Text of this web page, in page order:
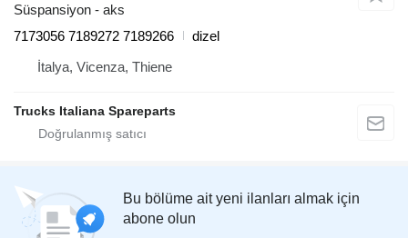
Süspansiyon - aks
7173056 7189272 7189266
dizel
İtalya, Vicenza, Thiene
Trucks Italiana Spareparts
Bu bölüme ait yeni ilanları almak için
abone olun